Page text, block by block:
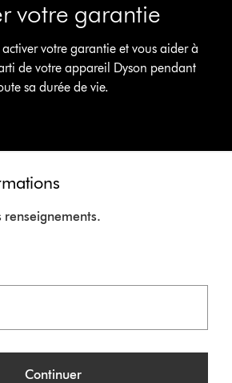
votre garantie
votre garantie et vous aider à
de votre appareil Dyson pendant
sa durée de vie.
renseignements.
Continuer